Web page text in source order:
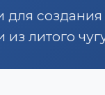
из литого